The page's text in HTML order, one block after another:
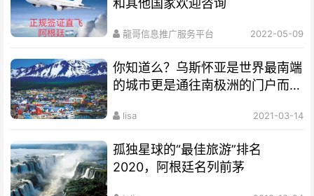
和其他国家欢迎咨询
龍哥信息推广服务平台 2022-05-09
你知道么？乌斯怀亚是世界最南端
的城市更是通往南极洲的门户而驰
lisa 2021-03-14
孤独星球的“最佳旅游”排名
2020，阿根廷名列前茅